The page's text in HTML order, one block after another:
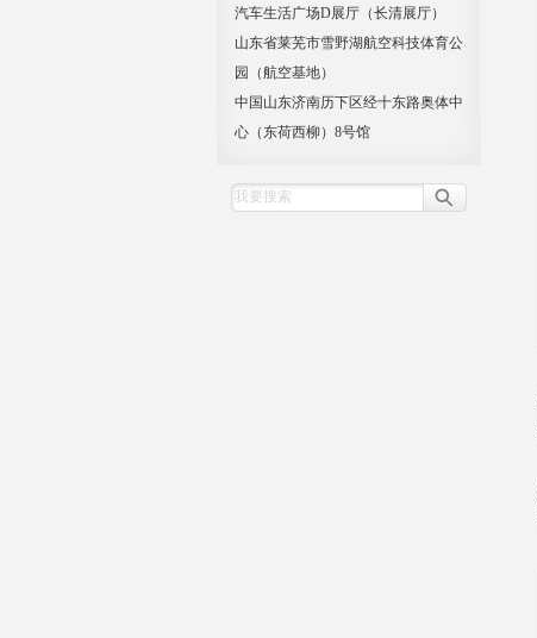
汽车生活广场D展厅（长清展厅）
山东省莱芜市雪野湖航空科技体育公
园（航空基地）
中国山东济南历下区经十东路奥体中
心（东荷西柳）8号馆